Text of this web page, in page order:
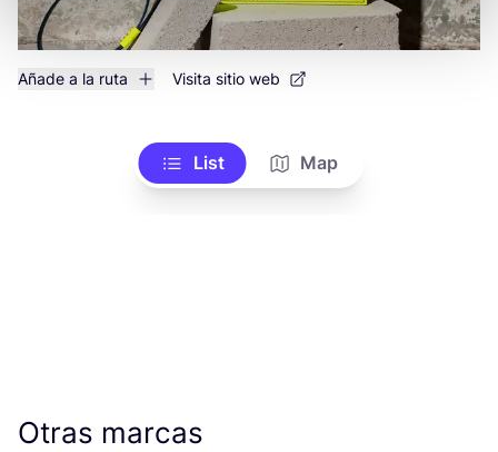
Añade a la ruta Visita sitio web
List Map
Otras marcas